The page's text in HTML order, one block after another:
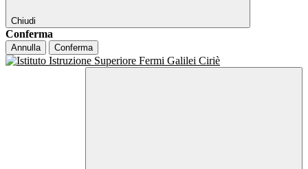
Chiudi
Conferma
Annulla Conferma